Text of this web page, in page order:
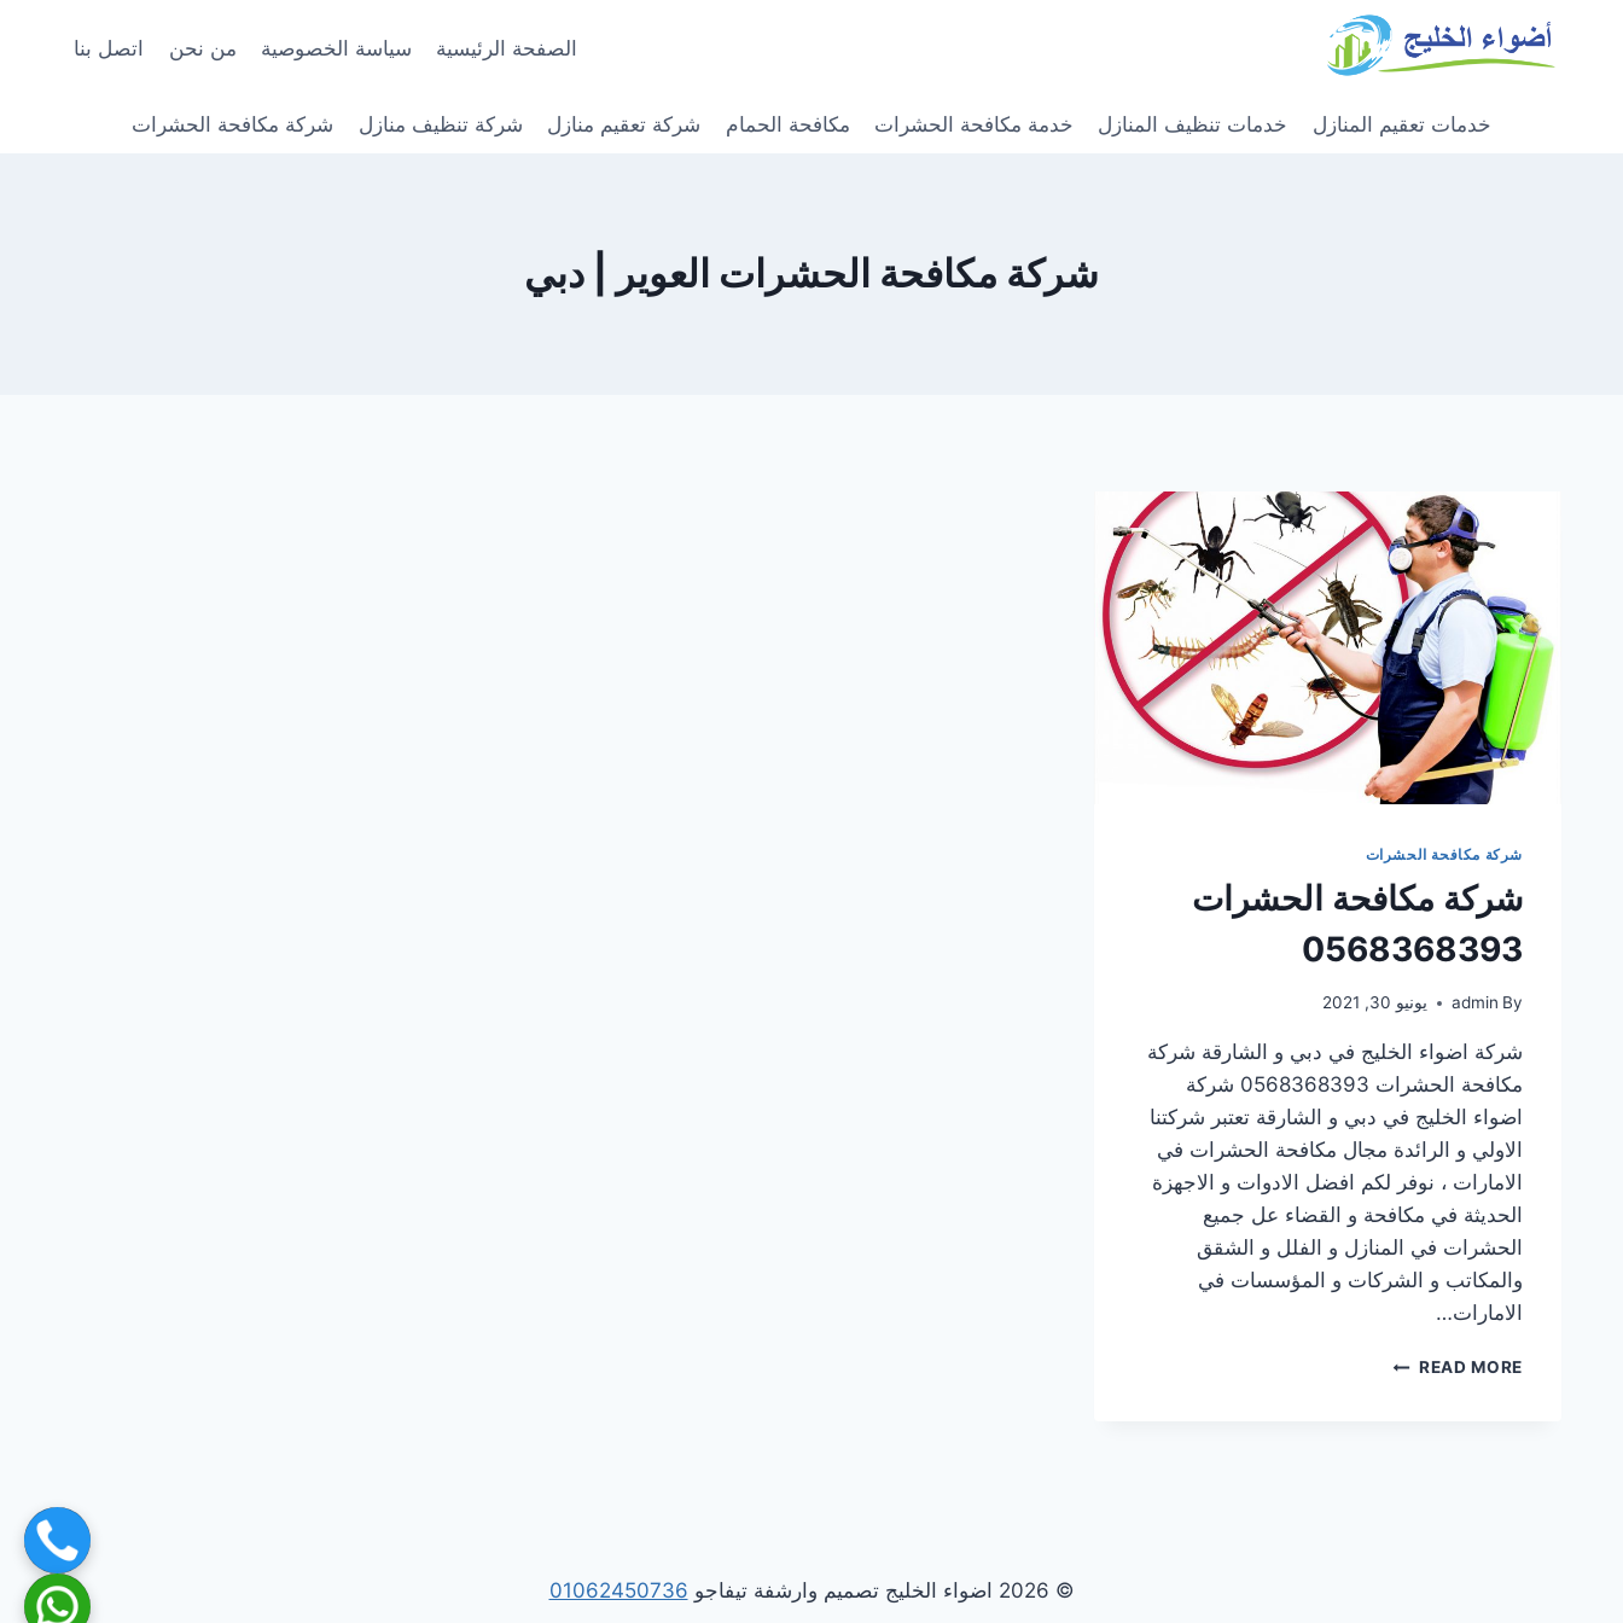
الصفحة الرئيسية سياسة الخصوصية من نحن اتصل بنا
خدمات تعقيم المنازل خدمات تنظيف المنازل خدمة مكافحة الحشرات مكافحة الحمام شركة تعقيم منازل شركة تنظيف منازل شركة مكافحة الحشرات
شركة مكافحة الحشرات العوير | دبي
شركة مكافحة الحشرات
شركة مكافحة الحشرات
0568368393
By
admin يونيو 30, 2021
شركة اضواء الخليج في دبي و الشارقة شركة
مكافحة الحشرات 0568368393 شركة
اضواء الخليج في دبي و الشارقة تعتبر شركتنا
الاولي و الرائدة مجال مكافحة الحشرات في
الامارات ، نوفر لكم افضل الادوات و الاجهزة
الحديثة في مكافحة و القضاء عل جميع
الحشرات في المنازل و الفلل و الشقق
والمكاتب و الشركات و المؤسسات في
الامارات…
READ MORE
© 2026 اضواء الخليج تصميم وارشفة تيفاجو 01062450736